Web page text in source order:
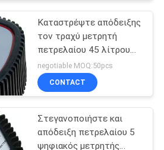
Καταστρέψτε απόδειξης
τον τραχύ μετρητή
πετρελαίου 45 λίτρου
ψηφιακό, ρευστή σειρά 1
- 12 γαλόνι/λ.
negotiable MOQ:50pcs
CONTACT
Στεγανοποιήστε και
απόδειξη πετρελαίου 5
ψηφιακός μετρητής